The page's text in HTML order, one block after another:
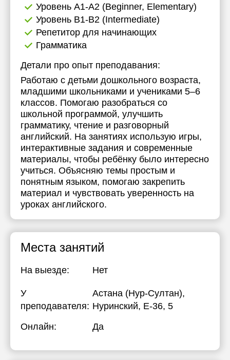
Уровень А1-А2 (Beginner, Elementary)
Уровень B1-B2 (Intermediate)
Репетитор для начинающих
Грамматика
Детали про опыт преподавания:
Работаю с детьми дошкольного возраста,
младшими школьниками и учениками 5–6
классов. Помогаю разобраться со
школьной программой, улучшить
грамматику, чтение и разговорный
английский. На занятиях использую игры,
интерактивные задания и современные
материалы, чтобы ребёнку было интересно
учиться. Объясняю темы простым и
понятным языком, помогаю закрепить
материал и чувствовать уверенность на
уроках английского.
Места занятий
На выезде: Нет
У
преподавателя:
Астана (Нур-Султан),
Нуринский, Е-36, 5
Онлайн:
Да